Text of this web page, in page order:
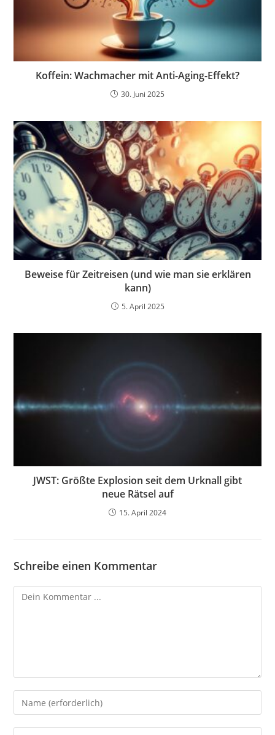
Koffein: Wachmacher mit Anti-Aging-Effekt?
30. Juni 2025
Beweise für Zeitreisen (und wie man sie erklären
kann)
5. April 2025
JWST: Größte Explosion seit dem Urknall gibt
neue Rätsel auf
15. April 2024
Schreibe einen Kommentar
Kommentieren
Gib
deinen
Namen